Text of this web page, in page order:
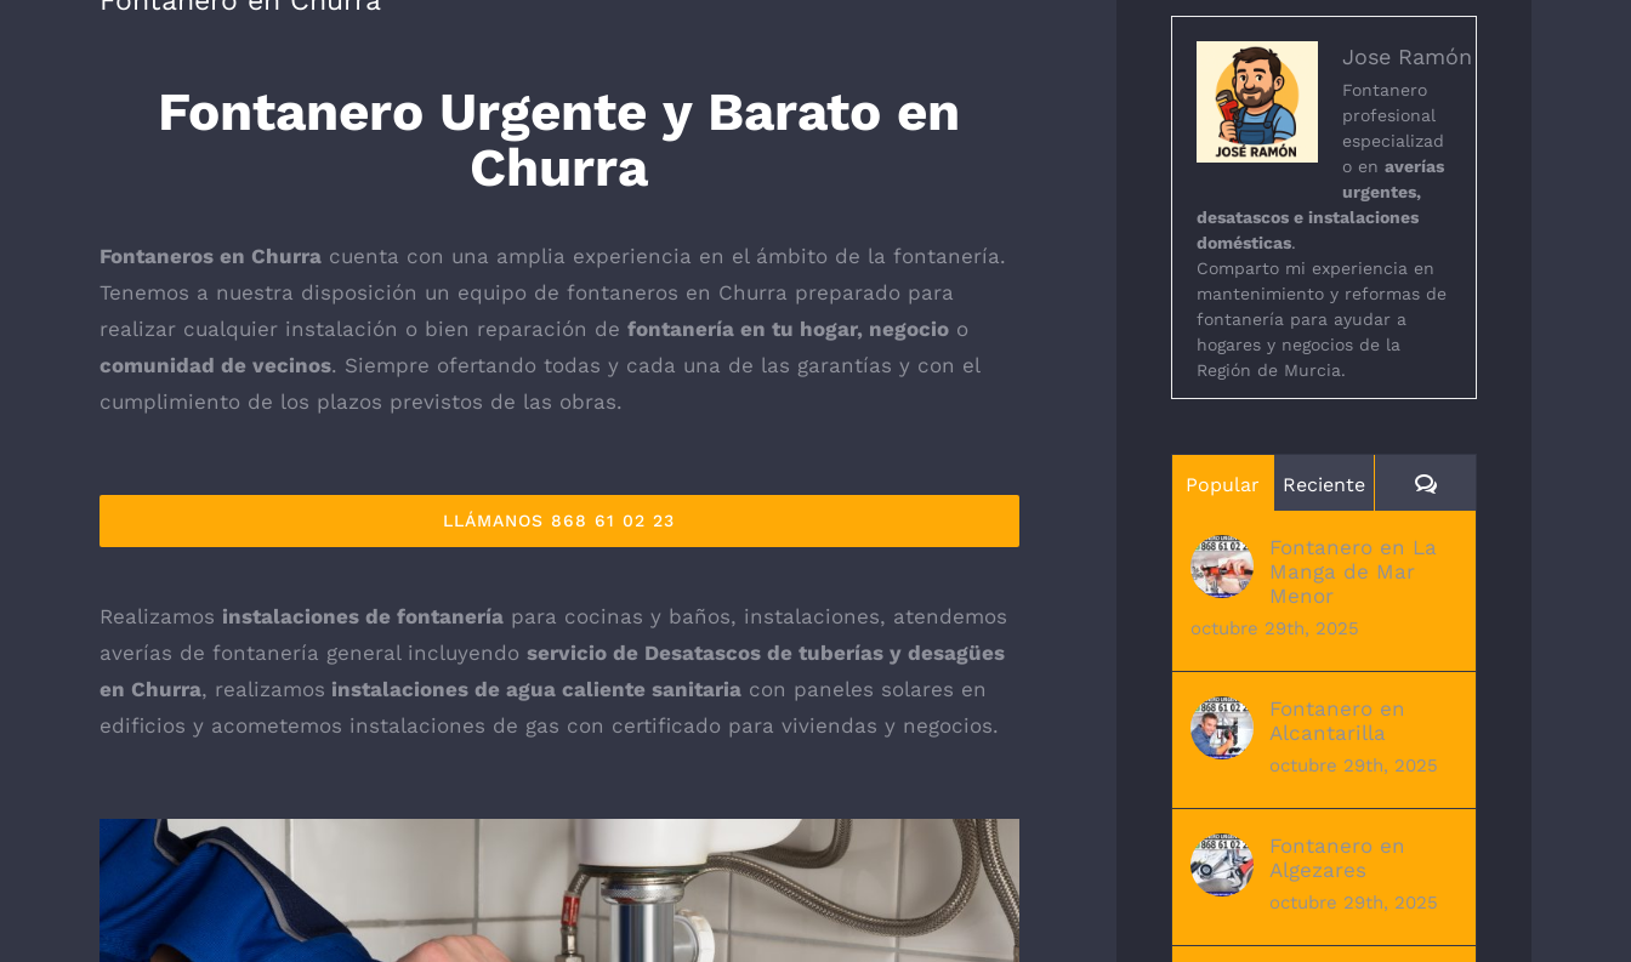
Fontanero Urgente y Barato en
Churra
Fontaneros en Churra cuenta con una amplia experiencia en el ámbito de la fontanería.
Tenemos a nuestra disposición un equipo de fontaneros en Churra preparado para
realizar cualquier instalación o bien reparación de fontanería en tu hogar, negocio o
comunidad de vecinos. Siempre ofertando todas y cada una de las garantías y con el
cumplimiento de los plazos previstos de las obras.
LLÁMANOS 868 61 02 23
Realizamos instalaciones de fontanería para cocinas y baños, instalaciones, atendemos
averías de fontanería general incluyendo servicio de Desatascos de tuberías y desagües
en Churra, realizamos instalaciones de agua caliente sanitaria con paneles solares en
edificios y acometemos instalaciones de gas con certificado para viviendas y negocios.
Jose Ramón
Fontanero
profesional
especializad
o en averías
urgentes,
desatascos e instalaciones
domésticas.
Comparto mi experiencia en
mantenimiento y reformas de
fontanería para ayudar a
hogares y negocios de la
Región de Murcia.
Popular Reciente Comentarios
Fontanero en La
Manga de Mar
Menor
octubre 29th, 2025
Fontanero en
Alcantarilla
octubre 29th, 2025
Fontanero en
Algezares
octubre 29th, 2025